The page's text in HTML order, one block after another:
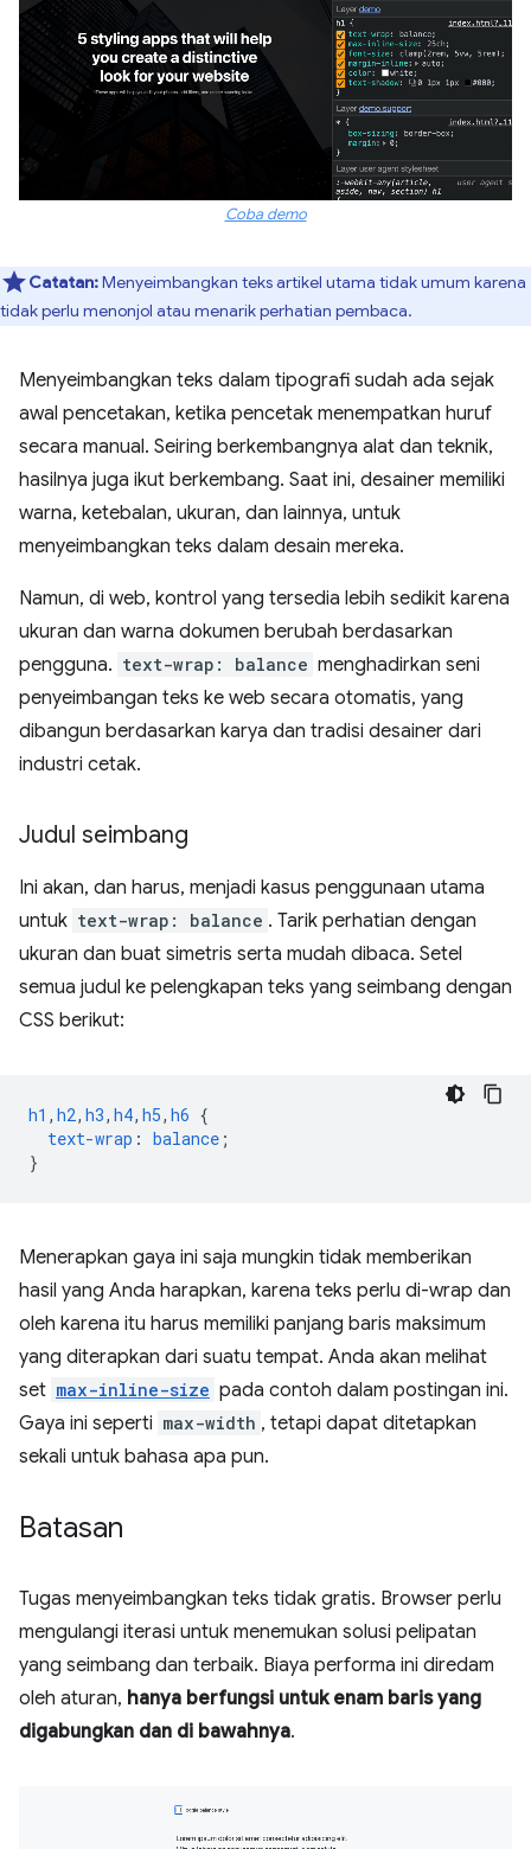
Coba demo
Catatan:Menyeimbangkan teks artikel utama tidak umum karena
tidak perlu menonjol atau menarik perhatian pembaca.
Menyeimbangkan teks dalam tipografi sudah ada sejak
awal pencetakan, ketika pencetak menempatkan huruf
secara manual. Seiring berkembangnya alat dan teknik,
hasilnya juga ikut berkembang. Saat ini, desainer memiliki
warna, ketebalan, ukuran, dan lainnya, untuk
menyeimbangkan teks dalam desain mereka.
Namun, di web, kontrol yang tersedia lebih sedikit karena
ukuran dan warna dokumen berubah berdasarkan
pengguna. text-wrap: balance menghadirkan seni
penyeimbangan teks ke web secara otomatis, yang
dibangun berdasarkan karya dan tradisi desainer dari
industri cetak.
Judul seimbang
Ini akan, dan harus, menjadi kasus penggunaan utama
untuk text-wrap: balance . Tarik perhatian dengan
ukuran dan buat simetris serta mudah dibaca. Setel
semua judul ke pelengkapan teks yang seimbang dengan
CSS berikut:
h1 , h2, h3, h4, h5, h6 {
text-wrap : balance ;
}
Menerapkan gaya ini saja mungkin tidak memberikan
hasil yang Anda harapkan, karena teks perlu di-wrap dan
oleh karena itu harus memiliki panjang baris maksimum
yang diterapkan dari suatu tempat. Anda akan melihat
set max-inline-size pada contoh dalam postingan ini.
Gaya ini seperti max-width , tetapi dapat ditetapkan
sekali untuk bahasa apa pun.
Batasan
Tugas menyeimbangkan teks tidak gratis. Browser perlu
mengulangi iterasi untuk menemukan solusi pelipatan
yang seimbang dan terbaik. Biaya performa ini diredam
oleh aturan, hanya berfungsi untuk enam baris yang
digabungkan dan di bawahnya.